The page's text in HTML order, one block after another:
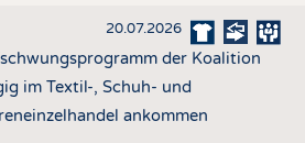
20.07.2026
der Koalition
im Textil-, Schuh- und
ankommen